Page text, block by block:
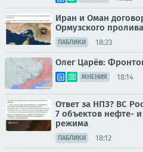
Иран и Оман
Ормузского пролива
ПАБЛИКИ 18:23
Олег Царёв:
МНЕНИЯ 18:14
Ответ за НПЗ? ВС
7 объектов нефте-
режима
ПАБЛИКИ 18:12